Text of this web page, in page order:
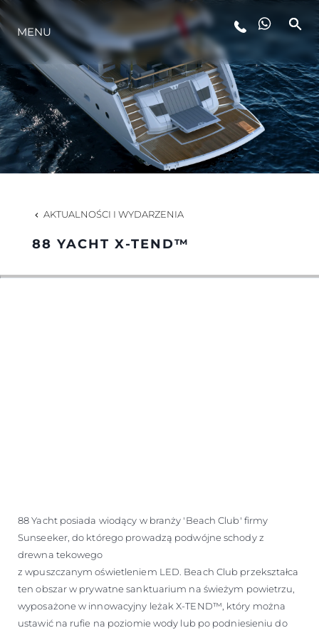
STYL ŻYCIA
INNOWACJA
PRZEDSIĘBIORSTWO
ZESPÓŁ
MENU
AKTUALNOŚCI I WYDARZENIA
88 YACHT X-TEND™
88 Yacht posiada wiodący w branży 'Beach Club' firmy
Sunseeker, do którego prowadzą podwójne schody z
drewna tekowego
z wpuszczanym oświetleniem LED. Beach Club przekształca
ten obszar w prywatne sanktuarium na świeżym powietrzu,
wyposażone w innowacyjny leżak X-TEND™, który można
ustawić na rufie na poziomie wody lub po podniesieniu do